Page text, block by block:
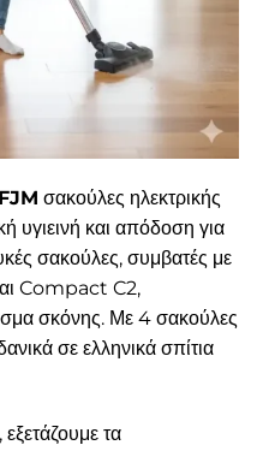
σακούλες ηλεκτρικής
υγιεινή και απόδοση για
σακούλες, συμβατές με
Compact C2,
σκόνης. Με 4 σακούλες
σε ελληνικά σπίτια
τα